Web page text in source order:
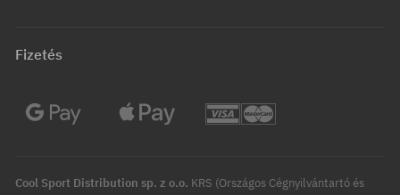
Fizetés
Cool Sport Distribution sp. z o.o. KRS (Országos Cégnyilvántartó és